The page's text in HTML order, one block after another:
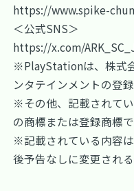
https://www.spike-
＜公式SNS＞
https://x.com/
※PlayStationは、株式
ンタテインメントの登録
※その他、記載されて
の商標または登録商標で
※記載されている内容
後予告なしに変更される